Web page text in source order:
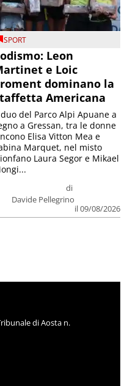
SPORT
Leon
e Loic
dominano la
Americana
di
Davide Pellegrino
il 09/08/2026
del Parco Alpi Apuane a
a Gressan, tra le donne
Elisa Vitton Mea e
Marquet, nel misto
Laura Segor e Mikael
di Aosta n.